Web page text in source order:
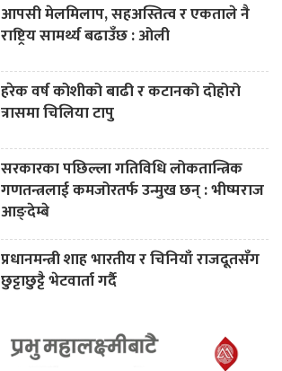
आपसी मेलमिलाप, सहअस्तित्व र एकताले नै
राष्ट्रिय सामर्थ्य बढाउँछ : ओली
हरेक वर्ष कोशीको बाढी र कटानको दोहोरो
त्रासमा चिलिया टापु
सरकारका पछिल्ला गतिविधि लोकतान्त्रिक
गणतन्त्रलाई कमजोरतर्फ उन्मुख छन् : भीष्मराज
आङ्देम्बे
प्रधानमन्त्री शाह भारतीय र चिनियाँ राजदूतसँग
छुट्टाछुट्टै भेटवार्ता गर्दै